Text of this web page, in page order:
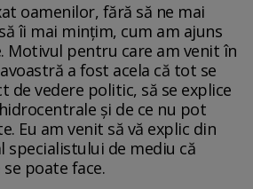
oamenilor, fără să ne mai
îi mai minţim, cum am ajuns
Motivul pentru care am venit în
a fost acela că tot se
de vedere politic, să se explice
şi de ce nu pot
Eu am venit să vă explic din
specialistului de mediu că
poate face.